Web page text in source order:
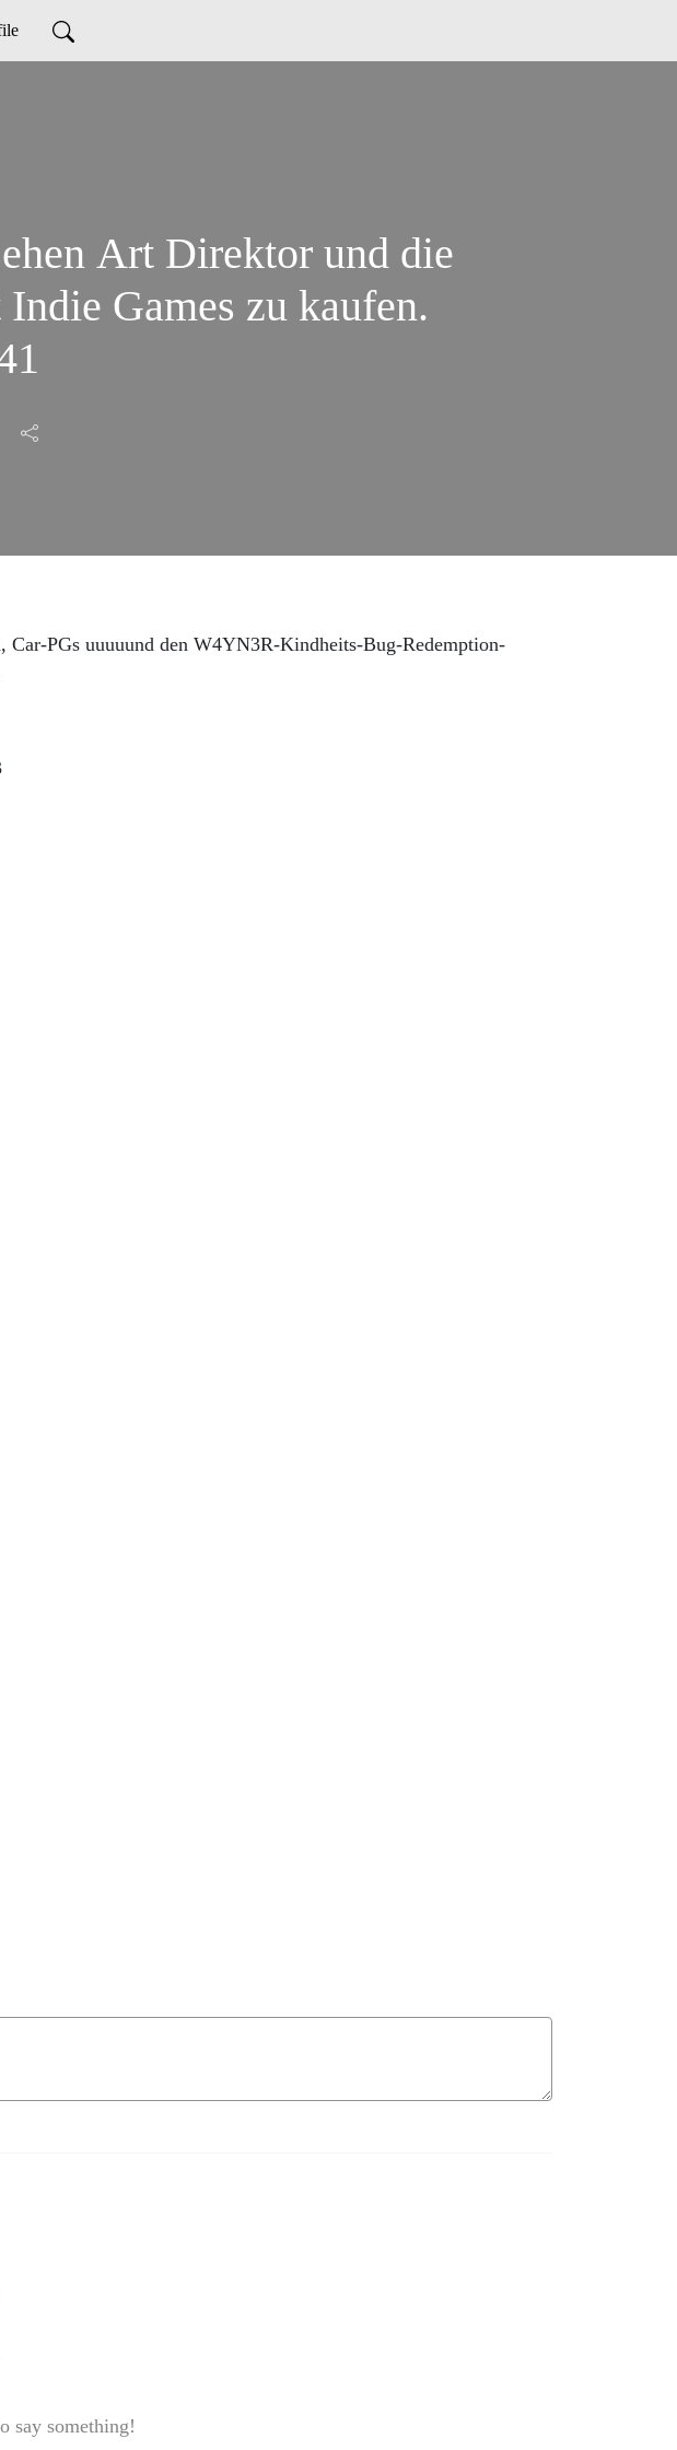
Art Direktor und die
Games zu kaufen.
PGs uuuuund den W4YN3R-Kindheits-Bug-Redemption-
say something!